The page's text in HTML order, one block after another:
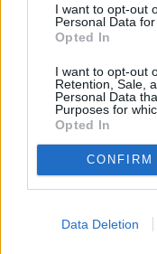
I want to opt-out
Personal Data
Opted In
I want to opt-out
Retention, Sale,
Personal Data
Purposes for
Opted In
CONFIRM
Data Deletion
garantizando unas
seguras y tranquilas
concluye.
Escribir un comentario